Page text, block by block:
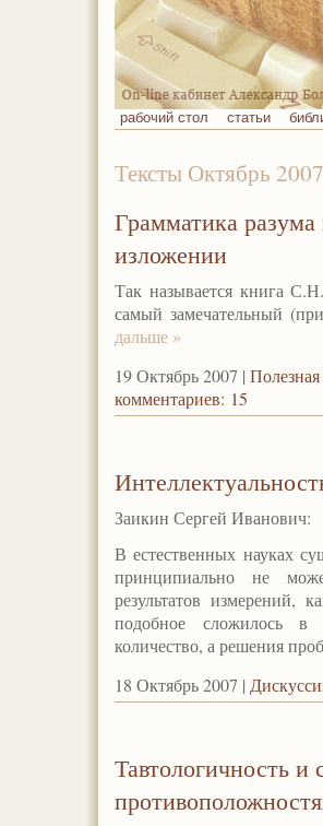
рабочий стол статьи
Тексты Октябрь 2007
Грамматика
изложении
Так называется книга
самый замечательный
дальше »
19 Октябрь 2007 |
комментариев: 15
Заикин Сергей Иванович:
В естественных науках
принципиально не
результатов
подобное сложилось в
количество, а решения
18 Октябрь 2007 |
Тавтологичность и